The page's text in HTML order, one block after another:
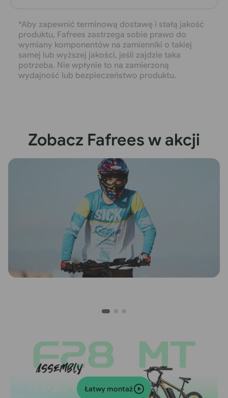
*Aby zapewnić terminową dostawę i stałą jakość
produktu, Fafrees zastrzega sobie prawo do
wymiany komponentów na zamienniki o takiej
samej lub wyższej jakości, jeśli zajdzie taka
potrzeba. Nie wpłynie to na zamierzoną
wydajność lub bezpieczeństwo produktu.
Zobacz Fafrees w akcji
Łatwy montaż